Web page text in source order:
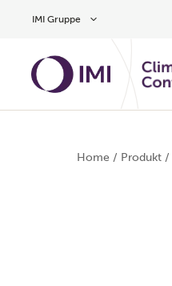
IMI Gruppe
Home / Produkt /